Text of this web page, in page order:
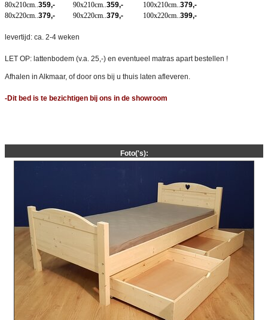
80x210cm..359,- 90x210cm..359,- 100x210cm..379,-
80x220cm..379,- 90x220cm..379,- 100x220cm..399,-
levertijd: ca. 2-4 weken
LET OP: lattenbodem (v.a. 25,-) en eventueel matras apart bestellen !
Afhalen in Alkmaar, of door ons bij u thuis laten afleveren.
-Dit bed is te bezichtigen bij ons in de showroom
Foto('s):